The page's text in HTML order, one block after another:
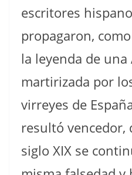
escritores
propagaron,
la leyenda de una
martirizada por
virreyes de
resultó vencedor,
siglo XIX se